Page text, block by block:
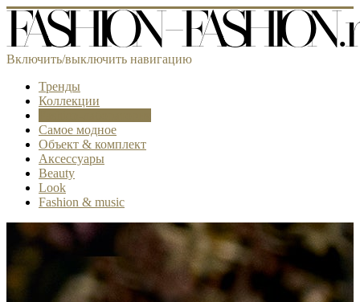
Включить/выключить навигацию
Тренды
Коллекции
Самое модное
Объект & комплект
Аксессуары
Beauty
Look
Fashion & music